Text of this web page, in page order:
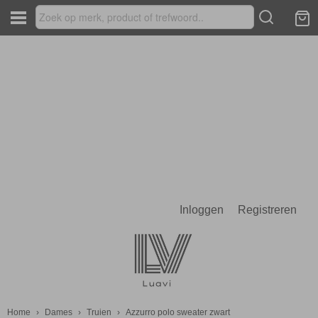
Inloggen Registreren
Home › Dames › Truien › Azzurro polo sweater zwart